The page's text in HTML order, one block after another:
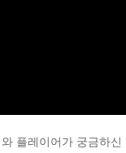
플레이어가 궁금하신